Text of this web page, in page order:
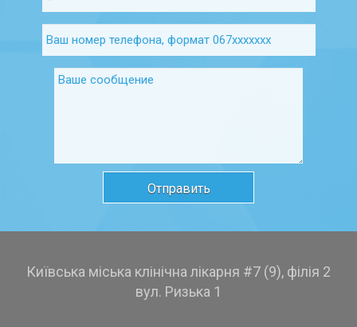
Київська міська клінічна лікарня #7 (9), філія 2
вул. Ризька 1